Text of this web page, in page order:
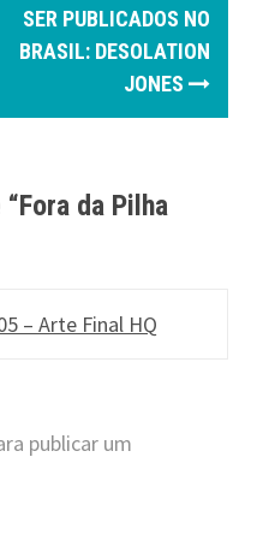
SER PUBLICADOS NO
BRASIL: DESOLATION
JONES
Fora da Pilha
– Arte Final HQ
publicar um